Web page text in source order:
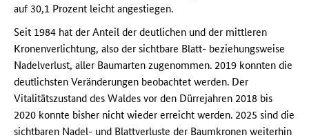
auf 30,1 Prozent leicht angestiegen.
Seit 1984 hat der Anteil der deutlichen und der mittleren
Kronenverlichtung, also der sichtbare Blatt- beziehungsweise
Nadelverlust, aller Baumarten zugenommen. 2019 konnten die
deutlichsten Veränderungen beobachtet werden. Der
Vitalitätszustand des Waldes vor den Dürrejahren 2018 bis
2020 konnte bisher nicht wieder erreicht werden. 2025 sind die
sichtbaren Nadel- und Blattverluste der Baumkronen weiterhin